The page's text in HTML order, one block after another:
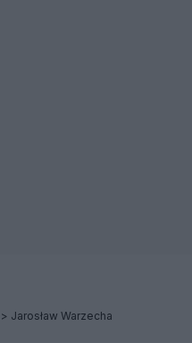
Jarosław Warzecha